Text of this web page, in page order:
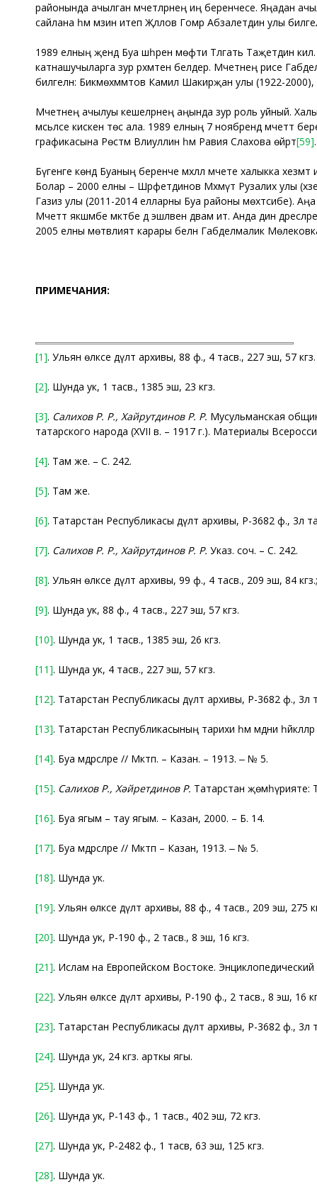
районында ачылган мәчетләрнең иң беренчесе. Яңадан
сайлана һәм мәзин итеп Җәләлов Гомәр Абзалетдин улы
1989 елның җәендә Буа шәһәренә мөфти Тәлгать Таҗетдин
катнашучыларга зур рәхмәтен белдерә. Мәчетнең рәисе
билгеләнә: Бикмөхәммәтов Камил Шакирҗан улы (1922-
Мәчетнең ачылуы кешеләрнең аңында зур роль уйный.
мәсьәләсе кискен төс ала. 1989 елның 7 ноябрендә мәчеттә
графикасына Рөстәм Вәлиуллин һәм Равия Сәлахова өйрәтә[59].
Бүгенге көндә Буаның беренче мәхәллә мәчете халыкка
Болар – 2000 елны – Шәрәфетдинов Мәхмүт Рузалих улы
Газиз улы (2011-2014 елларны Буа районы мөхтәсибе).
Мәчеттә якшәмбе мәктәбе дә эшләвен дәвам итә. Анда дин
2005 елны мөтәвәлият карары белән Габделмалик Мөлековка
ПРИМЕЧАНИЯ:
[1]. Ульян өлкәсе дәүләт архивы, 88 ф., 4 тасв., 227 эш, 57 кгз.
[2]. Шунда ук, 1 тасв., 1385 эш, 23 кгз.
[3]. Салихов Р. Р., Хайрутдинов Р. Р. Мусульманская
татарского народа (XVII в. – 1917 г.). Материалы
[4]. Там же. – С. 242.
[5]. Там же.
[6]. Татарстан Республикасы дәүләт архивы, Р-3682 ф., 3л
[7]. Салихов Р. Р., Хайрутдинов Р. Р. Указ. соч. – С. 242.
[8]. Ульян өлкәсе дәүләт архивы, 99 ф., 4 тасв., 209 эш, 84
[9]. Шунда ук, 88 ф., 4 тасв., 227 эш, 57 кгз.
[10]. Шунда ук, 1 тасв., 1385 эш, 26 кгз.
[11]. Шунда ук, 4 тасв., 227 эш, 57 кгз.
[12]. Татарстан Республикасы дәүләт архивы, Р-3682 ф., 3л
[13]. Татарстан Республикасының тарихи һәм мәдәни
[14]. Буа мәдрәсәләре // Мәктәп. – Казан. – 1913. ‒ № 5.
[15]. Салихов Р., Хәйретдинов Р. Татарстан җөмһүрияте:
[16]. Буа ягым – тау ягым. – Казан, 2000. – Б. 14.
[17]. Буа мәдрәсәләре // Мәктәп – Казан, 1913. ‒ № 5.
[18]. Шунда ук.
[19]. Ульян өлкәсе дәүләт архивы, 88 ф., 4 тасв., 209 эш, 275
[20]. Шунда ук, Р-190 ф., 2 тасв., 8 эш, 16 кгз.
[21]. Ислам на Европейском Востоке.
[22]. Ульян өлкәсе дәүләт архивы, Р-190 ф., 2 тасв., 8 эш, 16
[23]. Татарстан Республикасы дәүләт архивы, Р-3682 ф., 3л
[24]. Шунда ук, 24 кгз. арткы ягы.
[25]. Шунда ук.
[26]. Шунда ук, Р-143 ф., 1 тасв., 402 эш, 72 кгз.
[27]. Шунда ук, Р-2482 ф., 1 тасв, 63 эш, 125 кгз.
[28]. Шунда ук.